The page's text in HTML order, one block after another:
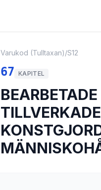
Varukod (Tulltaxan)/S12
67 KAPITEL